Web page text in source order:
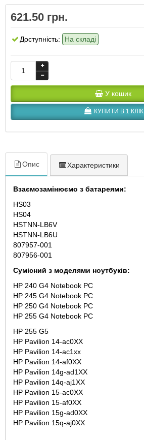
621.50 грн.
Доступність: На складі
У кошик
КУПИТИ В 1 КЛІК
Опис Характеристики
Взаємозамінюємо з батареями:
HS03
HS04
HSTNN-LB6V
HSTNN-LB6U
807957-001
807956-001
Сумісний з моделями ноутбуків:
HP 240 G4 Notebook PC
HP 245 G4 Notebook PC
HP 250 G4 Notebook PC
HP 255 G4 Notebook PC
HP 255 G5
HP Pavilion 14-ac0XX
HP Pavilion 14-ac1xx
HP Pavilion 14-af0XX
HP Pavilion 14g-ad1XX
HP Pavilion 14q-aj1XX
HP Pavilion 15-ac0XX
HP Pavilion 15-af0XX
HP Pavilion 15g-ad0XX
HP Pavilion 15q-aj0XX